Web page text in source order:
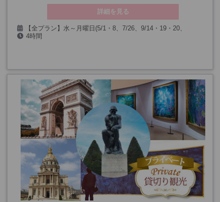
詳細を見る
【全プラン】水～月曜日(5/1・8、7/26、9/14・19・20、
12/24・25・31、1/1、第一日曜日を除く)
4時間